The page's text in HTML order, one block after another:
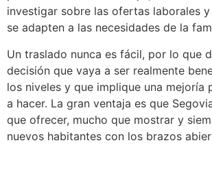
investigar sobre las ofertas laborales
se adapten a las necesidades de la
Un traslado nunca es fácil, por lo que
decisión que vaya a ser realmente
los niveles y que implique una mejoría
a hacer. La gran ventaja es que
que ofrecer, mucho que mostrar y
nuevos habitantes con los brazos